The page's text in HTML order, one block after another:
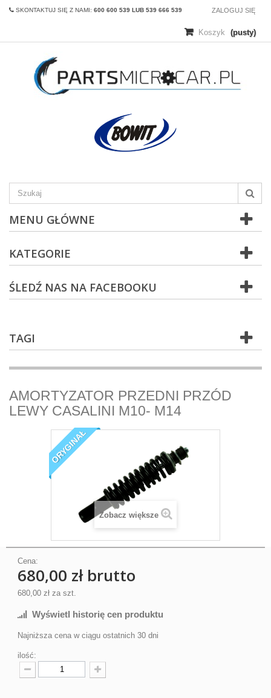
SKONTAKTUJ SIĘ Z NAMI: 600 600 539 LUB 539 666 539 ZALOGUJ SIĘ
Koszyk (pusty)
MENU GŁÓWNE
KATEGORIE
ŚLEDŹ NAS NA FACEBOOKU
TAGI
AMORTYZATOR PRZEDNI PRZÓD
LEWY CASALINI M10- M14
ORYGINAŁ
Zobacz większe
Cena:
680,00 złbrutto
680,00 zł za szt.
Wyświetl historię cen produktu
Najniższa cena w ciągu ostatnich 30 dni
ilość: